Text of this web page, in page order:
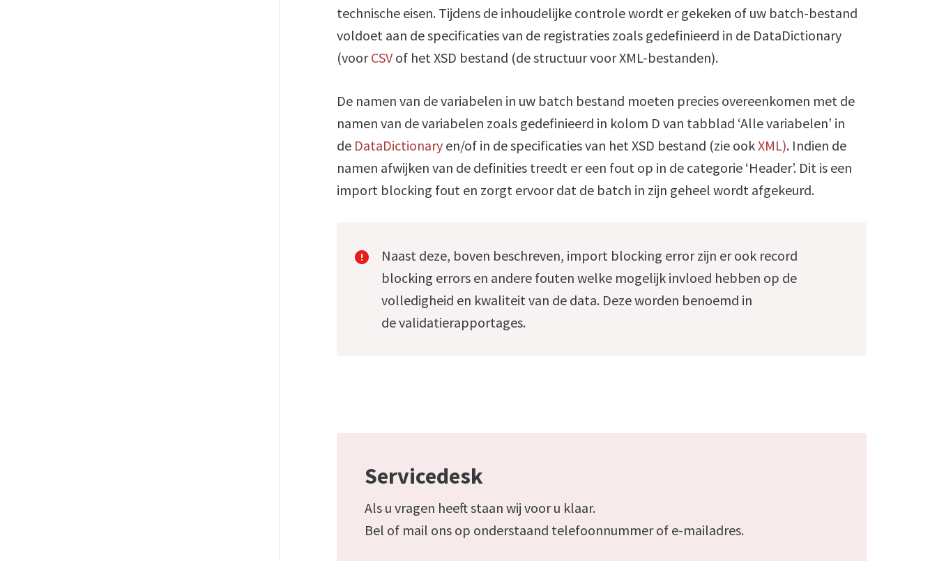
technische eisen. Tijdens de inhoudelijke controle wordt er gekeken of uw batch-bestand
voldoet aan de specificaties van de registraties zoals gedefinieerd in de DataDictionary
(voorCSVof het XSD bestand (de structuur voor XML-bestanden).
De namen van de variabelen in uw batch bestand moeten precies overeenkomen met de
namen van de variabelen zoals gedefinieerd in kolom D van tabblad ‘Alle variabelen’ in
de DataDictionary en/of in de specificaties van het XSD bestand (zie ookXML). Indien de
namen afwijken van de definities treedt er een fout op in de categorie ‘Header’. Dit is een
import blocking fout en zorgt ervoor dat de batch in zijn geheel wordt afgekeurd.
error
Naast deze, boven beschreven, import blocking error zijn er ook record
blocking errors en andere fouten welke mogelijk invloed hebben op de
volledigheid en kwaliteit van de data. Deze worden benoemd in
de validatierapportages.
Servicedesk
Als u vragen heeft staan wij voor u klaar.
Bel of mail ons op onderstaand telefoonnummer of e-mailadres.